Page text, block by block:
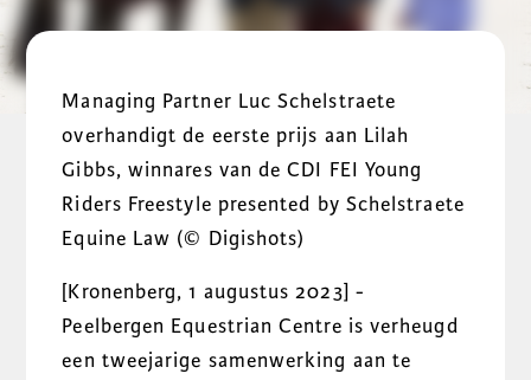
Managing Partner Luc Schelstraete
overhandigt de eerste prijs aan Lilah
Gibbs, winnares van de CDI FEI Young
Riders Freestyle presented by Schelstraete
Equine Law (© Digishots)
[Kronenberg, 1 augustus 2023] -
Peelbergen Equestrian Centre is verheugd
een tweejarige samenwerking aan te